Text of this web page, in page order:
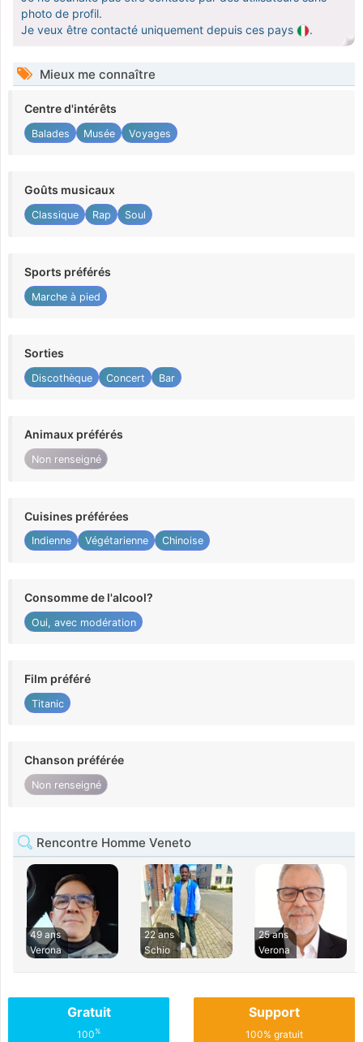
photo de profil.
Je veux être contacté uniquement depuis ces pays
.
Mieux me connaître
Centre d'intérêts
Balades Musée Voyages
Goûts musicaux
Classique Rap Soul
Sports préférés
Marche à pied
Sorties
Discothèque Concert Bar
Animaux préférés
Non renseigné
Cuisines préférées
Indienne Végétarienne Chinoise
Consomme de l'alcool?
Oui, avec modération
Film préféré
Titanic
Chanson préférée
Non renseigné
Rencontre Homme Veneto
49 ans
Verona
22 ans
Schio
25 ans
Verona
Gratuit
100%
Support
100% gratuit